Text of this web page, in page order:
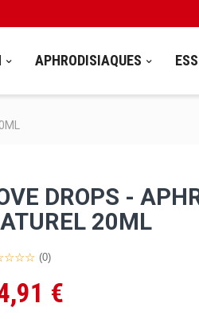
APHRODISIAQUES
DROPS -
20ML
(0)
€